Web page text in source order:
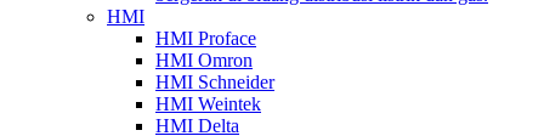
HMI
HMI Proface
HMI Omron
HMI Schneider
HMI Weintek
HMI Delta